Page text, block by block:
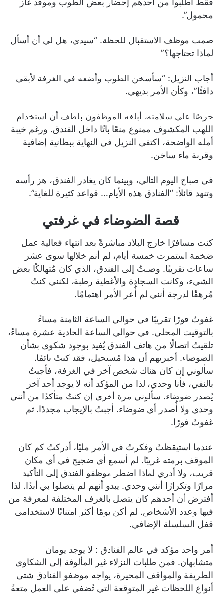
محمول”.
صمت موظف الاستقبال للحظة. “سيدي، هل لي أن أسأل
لماذا تحتاجها؟”
أجاب النزيل: “سأسخن الطوب وأضعه في الغرفة لأبقى
دافئًا”، وكأن الأمر بديهي.
حرصًا على سلامته، أبلغه الموظفون بلطف أن استخدام
اللهب المكشوف ممنوع منعًا باتًا داخل الفندق. ورغم خيبة
أمله الواضحة، اكتفى النزيل في النهاية ببطانية إضافية
وقربة ماء ساخن.
في صباح اليوم التالي، وبينما كان يغادر الفندق، هز رأسه
وتنهد قائلاً: “الفنادق هذه الأيام… قواعد كثيرة للغاية”.
قصة الضوضاء في غرفتي
كنت مسافرًا خارج البلاد مباشرةً بعد انتهاء فعالية عمل
ضخمة استمرت خمسة أيام، لم أنم خلالها سوى عشر
ساعات تقريبًا. وصلتُ إلى الفندق، الذي كان مُتهالكًا بعض
الشيء، وكانت السجادة والأغطية رطبة، لكنني كنتُ
مُرهقًا لدرجة أنني لم أُعر الأمر اهتمامًا.
غفوتُ فورًا تقريبًا في حوالي الساعة الثامنة مساءً
بالتوقيت المحلي. في حوالي الساعة الحادية عشرة مساءً،
تلقيتُ اتصالًا من هاتف الفندق يُفيد بوجود شكوى بشأن
الضوضاء. أخبرتهم أن هذا مُستحيل، فقد كنتُ نائمًا.
سألوني إن كان هناك شخص آخر في الغرفة، فأجبتُ
بالنفي، فأنا وحدي، لذا من المؤكد أنه لا يوجد أحد آخر
يُصدر ضوضاء. سألوني مرة أخرى إن كنتُ متأكدًا من أنني
وحدي ولا أُصدر أي ضوضاء. أجبتُ بالإيجاب مجددًا. ثم
غفوتُ فورًا.
عندما استيقظتُ وفكرتُ في الأمر مليًا، أدركتُ كم كان
الموقف برمته غريبًا. لم أسمع أي ضجيج في أي مكان
قريب، ولا أدري لماذا اضطر موظفو الفندق إلى التأكيد
مرارًا وتكرارًا أنني وحدي. يبدو أنهم لم يتصلوا بي أبدًا. لذا
أفترض أن أحدهم كان يتصل بالغرف المختلفة لمعرفة من
فيها وعدد الأشخاص. لم أكن يومًا أكثر امتنانًا لاستخدامي
قفل السلسلة الإضافي.
أمر واحد مؤكد في عالم الفنادق : لا يوجد يومان
متشابهان. فمن طلبات النزلاء غير المألوفة إلى الشكاوى
الطريفة والمواقف المحيرة، يواجه موظفو الفنادق شتى
أنواع اللحظات غير المتوقعة التي تُضفي على العمل متعةً